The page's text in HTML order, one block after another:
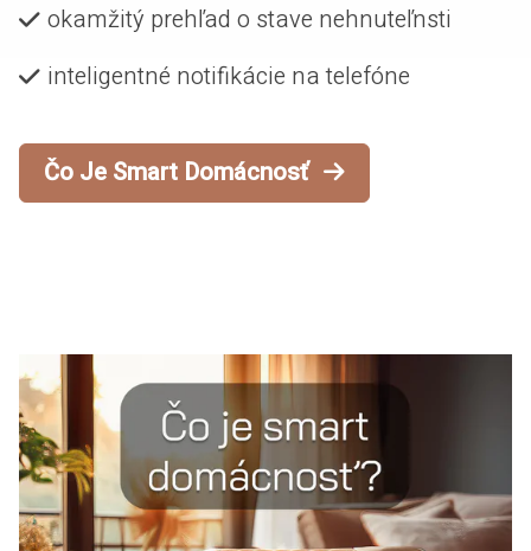
okamžitý prehľad o stave nehnuteľnsti
inteligentné notifikácie na telefóne
Čo Je Smart Domácnosť